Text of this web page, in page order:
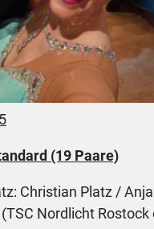
(19 Paare)
Christian Platz / Anja
(TSC Nordlicht Rostock